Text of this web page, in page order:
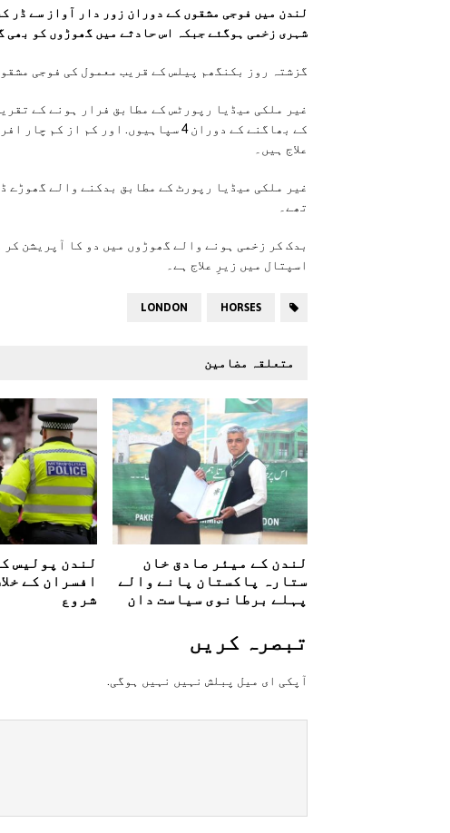
شہری زخمی ہوگئے جبکہ اس حادثے میں گھوڑوں کو بھی
گزشتہ روز بکنگھم پیلس کے قریب معمول کی فوجی مشقوں کے دوران 5 فوجی گھوڑے
غیر ملکی میڈیا رپورٹس کے مطابق فرار ہونے کے
کے بھاگنے کے دوران 4 سپاہیوں. اور کم
علاج ہیں۔
غیر ملکی میڈیا رپورٹ کے مطابق بدکنے والے گھوڑے
تھے۔
بدک کر زخمی ہونے والے گھوڑوں میں دو کا آپریشن
اسپتال میں زیرِ علاج ہے۔
HORSES
LONDON
متعلقہ مضامین
لندن کے میئر صادق خان
ستارہ پاکستان پانے والے
پہلے برطانوی سیاست دان
لندن پولیس
افسران کے
شروع
تبصرہ کريں
آپکی ای ميل پبلش نہيں نہيں ہوگی.